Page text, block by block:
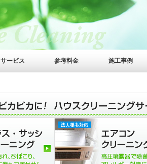
サービス 参考料金 施工事例